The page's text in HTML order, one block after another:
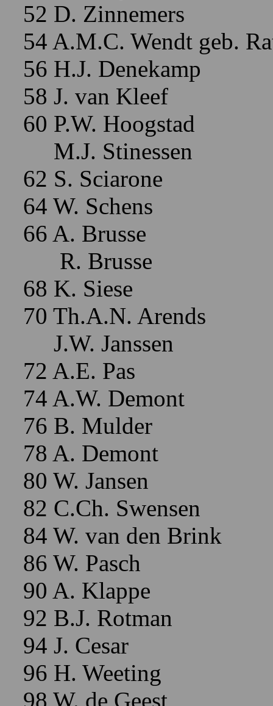
52 D. Zinnemers
54 A.M.C. Wendt geb.
56 H.J. Denekamp
58 J. van Kleef
60 P.W. Hoogstad
M.J. Stinessen
62 S. Sciarone
64 W. Schens
66 A. Brusse
R. Brusse
68 K. Siese
70 Th.A.N. Arends
J.W. Janssen
72 A.E. Pas
74 A.W. Demont
76 B. Mulder
78 A. Demont
80 W. Jansen
82 C.Ch. Swensen
84 W. van den Brink
86 W. Pasch
90 A. Klappe
92 B.J. Rotman
94 J. Cesar
96 H. Weeting
98 W. de Geest